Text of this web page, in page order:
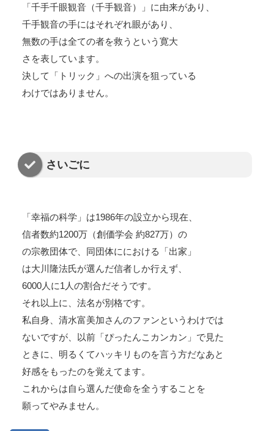
「千手千眼観音（千手観音）」に由来があり、
千手観音の手にはそれぞれ眼があり、
無数の手は全ての者を救うという寛大
さを表しています。
決して「トリック」への出演を狙っている
わけではありません。
さいごに
「幸福の科学」は1986年の設立から現在、
信者数約1200万（創価学会 約827万）の
の宗教団体で、同団体ににおける「出家」
は大川隆法氏が選んだ信者しか行えず、
6000人に1人の割合だそうです。
それ以上に、法名が別格です。
私自身、清水富美加さんのファンというわけでは
ないですが、以前「ぴったんこカンカン」で見た
ときに、明るくてハッキリものを言う方だなあと
好感をもったのを覚えてます。
これからは自ら選んだ使命を全うすることを
願ってやみません。